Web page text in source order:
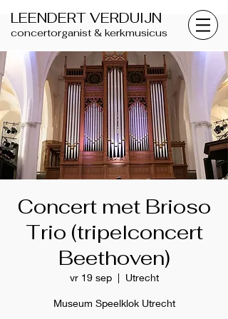
LEENDERT VERDUIJN
concertorganist & kerkmusicus
Concert met Brioso
Trio (tripelconcert
Beethoven)
vr 19 sep
  |
Utrecht
Museum Speelklok Utrecht